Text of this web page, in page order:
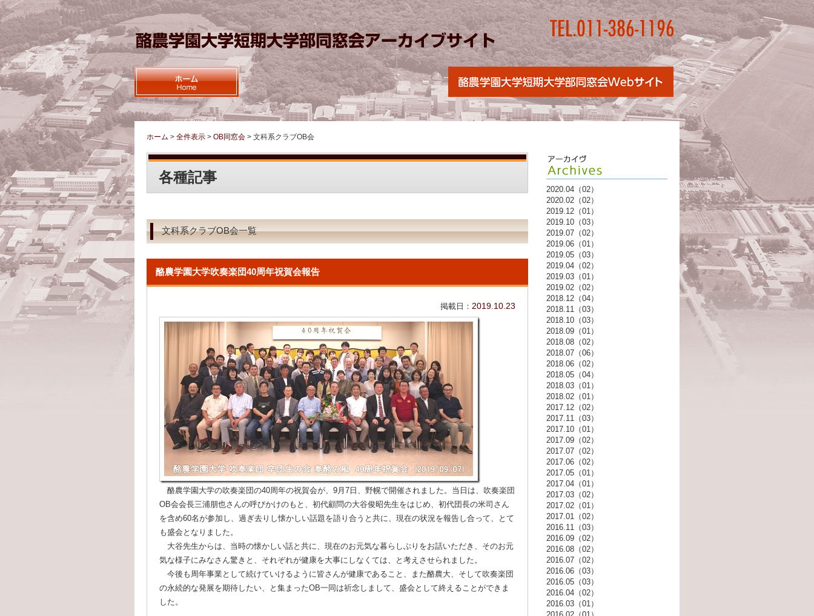
ホーム > 全件表示 > OB同窓会 > 文科系クラブOB会
各種記事
文科系クラブOB会一覧
酪農学園大学吹奏楽団40周年祝賀会報告
掲載日： 2019.10.23
酪農学園大学の吹奏楽団の40周年の祝賀会が、9月7日、野幌で開催されました。当日は、吹奏楽団
OB会会長三浦朋也さんの呼びかけのもと、初代顧問の大谷俊昭先生をはじめ、初代団長の米司さん
を含め60名が参加し、過ぎ去りし懐かしい話題を語り合うと共に、現在の状況を報告し合って、とて
も盛会となりました。
大谷先生からは、当時の懐かしい話と共に、現在のお元気な暮らしぶりをお話いただき、そのお元
気な様子にみなさん驚きと、それぞれが健康を大事にしなくては、と考えさせられました。
今後も周年事業として続けていけるように皆さんが健康であること、また酪農大、そして吹奏楽団
の永続的な発展を期待したい、と集まったOB一同は祈念しまして、盛会として終えることができま
した。
2020.04（02）
2020.02（02）
2019.12（01）
2019.10（03）
2019.07（02）
2019.06（01）
2019.05（03）
2019.04（02）
2019.03（01）
2019.02（02）
2018.12（04）
2018.11（03）
2018.10（03）
2018.09（01）
2018.08（02）
2018.07（06）
2018.06（02）
2018.05（04）
2018.03（01）
2018.02（01）
2017.12（02）
2017.11（03）
2017.10（01）
2017.09（02）
2017.07（02）
2017.06（02）
2017.05（01）
2017.04（01）
2017.03（02）
2017.02（01）
2017.01（02）
2016.11（03）
2016.09（02）
2016.08（02）
2016.07（02）
2016.06（03）
2016.05（03）
2016.04（02）
2016.03（01）